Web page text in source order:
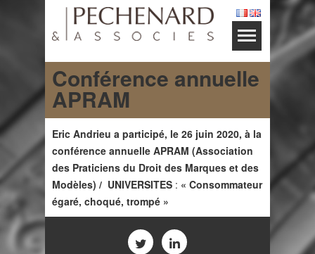
Conférence annuelle
APRAM
Eric Andrieu a participé, le 26 juin 2020, à la
conférence annuelle APRAM (Association
des Praticiens du Droit des Marques et des
Modèles) / UNIVERSITES : « Consommateur
égaré, choqué, trompé »